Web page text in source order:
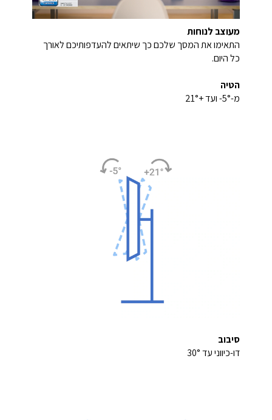
מעוצב לנוחות
התאימו את המסך שלכם כך שיתאים להעדפותיכם לאורך
כל היום.
הטיה
מ-5°- ועד +21°
סיבוב
דו-כיווני עד 30°